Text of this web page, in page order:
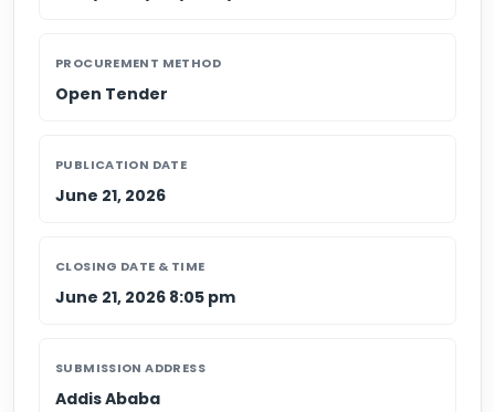
PROCUREMENT METHOD
Open Tender
PUBLICATION DATE
June 21, 2026
CLOSING DATE & TIME
June 21, 2026 8:05 pm
SUBMISSION ADDRESS
Addis Ababa